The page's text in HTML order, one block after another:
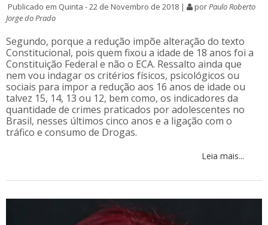
Publicado em Quinta - 22 de Novembro de 2018 | porPaulo Roberto
Jorge do Prado
Segundo, porque a redução impõe alteração do texto
Constitucional, pois quem fixou a idade de 18 anos foi a
Constituição Federal e não o ECA. Ressalto ainda que
nem vou indagar os critérios físicos, psicológicos ou
sociais para impor a redução aos 16 anos de idade ou
talvez 15, 14, 13 ou 12, bem como, os indicadores da
quantidade de crimes praticados por adolescentes no
Brasil, nesses últimos cinco anos e a ligação com o
tráfico e consumo de Drogas.
Leia mais...